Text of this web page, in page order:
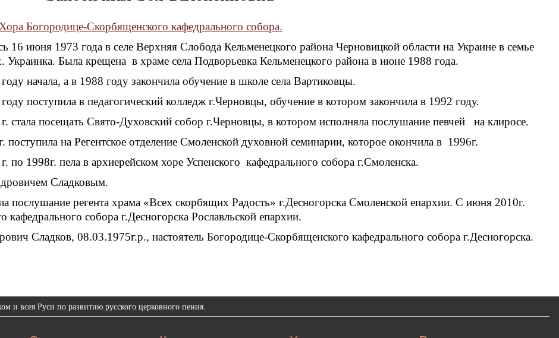
Хора Богородице-Скорбященского кафедрального собора.
16 июня 1973 года в селе Верхняя Слобода Кельменецкого района Черновицкой области на Украине в семье
Украинка. Была крещена в храме села Подворьевка Кельменецкого района в июне 1988 года.
начала, а в 1988 году закончила обучение в школе села Вартиковцы.
поступила в педагогический колледж г.Черновцы, обучение в котором закончила в 1992 году.
стала посещать Свято-Духовский собор г.Черновцы, в котором исполняла послушание певчей на клиросе.
поступила на Регентское отделение Смоленской духовной семинарии, которое окончила в 1996г.
по 1998г. пела в архиерейском хоре Успенского кафедрального собора г.Смоленска.
Сладковым.
послушание регента храма «Всех скорбящих Радость» г.Десногорска Смоленской епархии. С июня 2010г.
собора г.Десногорска Рославльской епархии.
Сладков, 08.03.1975г.р., настоятель Богородице-Скорбященского кафедрального собора г.Десногорска.
и всея Руси по развитию русского церковного пения.